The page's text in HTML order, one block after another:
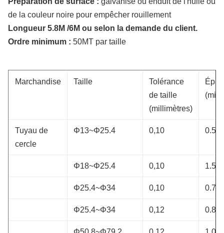
de la couleur noire pour empêcher rouillement
Longueur 5.8M /6M ou selon la demande du client.
Ordre minimum : 50MT par taille
Marchandise Taille
Tolérance
de taille
(millimètres)
Tuyau de
cercle
Φ13~Φ25.4 0,10
Φ18~Φ25.4 0,10
Φ25.4~Φ34 0,10
Φ25.4~Φ34 0,12